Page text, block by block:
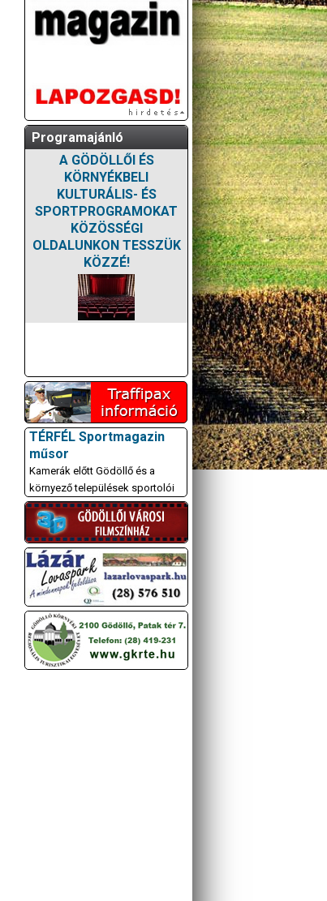
Programajánló
A GÖDÖLLŐI ÉS
KÖRNYÉKBELI
KULTURÁLIS- ÉS
SPORTPROGRAMOKAT
KÖZÖSSÉGI
OLDALUNKON TESSZÜK
KÖZZÉ!
TÉRFÉL Sportmagazin
műsor
Kamerák előtt Gödöllő és a
környező települések sportolói